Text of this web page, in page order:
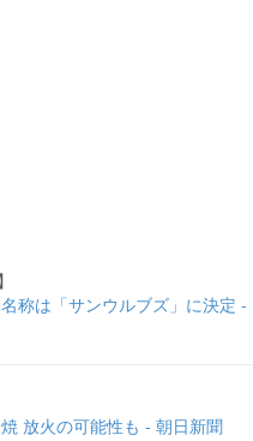
称は「サンウルブズ」に決定 -
放火の可能性も - 朝日新聞